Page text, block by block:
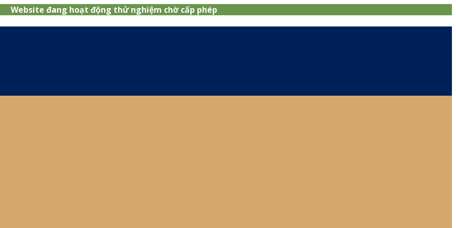
Website đang hoạt động thử nghiệm chờ cấp phép